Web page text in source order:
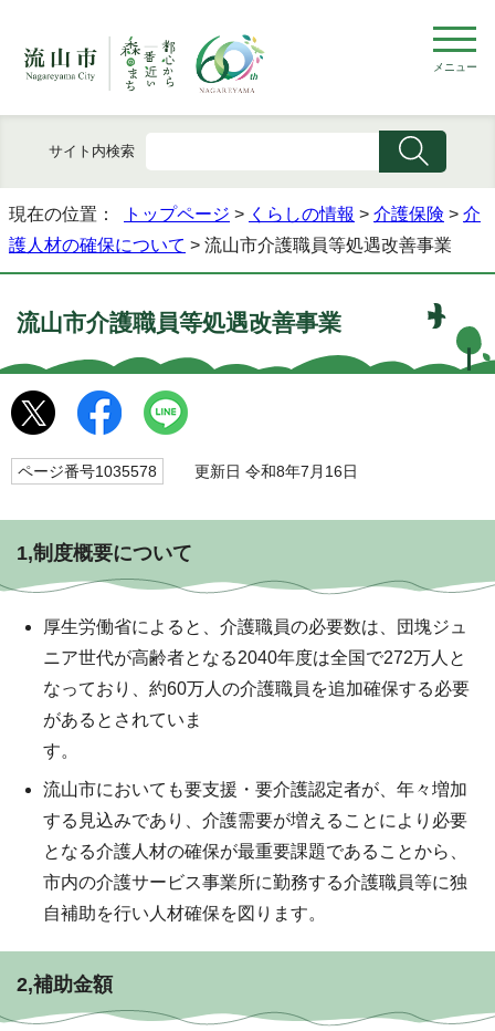
メニュー
サイト内検索
現在の位置： トップページ > くらしの情報 > 介護保険 > 介
護人材の確保について > 流山市介護職員等処遇改善事業
流山市介護職員等処遇改善事業
ページ番号1035578 更新日 令和8年7月16日
1,制度概要について
厚生労働省によると、介護職員の必要数は、団塊ジュ
ニア世代が高齢者となる2040年度は全国で272万人と
なっており、約60万人の介護職員を追加確保する必要
があるとされていま
す。
流山市においても要支援・要介護認定者が、年々増加
する見込みであり、介護需要が増えることにより必要
となる介護人材の確保が最重要課題であることから、
市内の介護サービス事業所に勤務する介護職員等に独
自補助を行い人材確保を図ります。
2,補助金額